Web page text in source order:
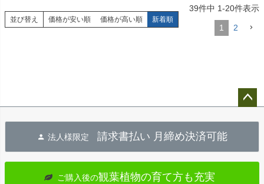
並び替え 価格が安い順 価格が高い順 新着順
39件中 1-20件表示
1 2
へ
法人様限定 請求書払い 月締め決済可能
ご購入後の観葉植物の育て方も充実